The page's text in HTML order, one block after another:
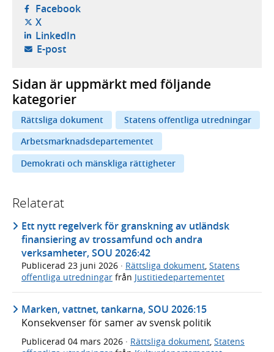
Facebook- öppnas i ny flik, extern webbplats,
X- öppnas i ny flik, extern webbplats,
LinkedIn- öppnas i ny flik, extern webbplats,
E-post- öppnar din e-postklient,
Sidan är uppmärkt med följande
kategorier
Rättsliga dokument
Statens offentliga utredningar
Arbetsmarknadsdepartementet
Demokrati och mänskliga rättigheter
Relaterat
Ett nytt regelverk för granskning av utländsk
finansiering av trossamfund och andra
verksamheter, SOU 2026:42
Publicerad 23 juni 2026 · Rättsliga dokument, Statens
offentliga utredningar från Justitiedepartementet
Marken, vattnet, tankarna, SOU 2026:15
Konsekvenser för samer av svensk politik
Publicerad 04 mars 2026 · Rättsliga dokument Statens